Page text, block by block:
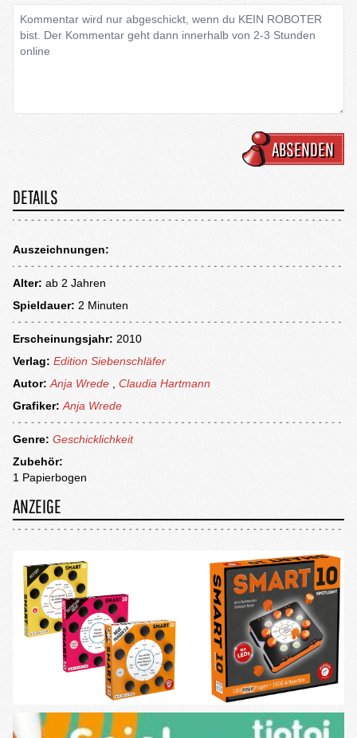
ABSENDEN
DETAILS
Auszeichnungen:
Alter: ab 2 Jahren
Spieldauer: 2 Minuten
Erscheinungsjahr: 2010
Verlag: Edition Siebenschläfer
Autor: Anja Wrede
Claudia Hartmann
Grafiker: Anja Wrede
Genre: Geschicklichkeit
Zubehör:
1 Papierbogen
ANZEIGE